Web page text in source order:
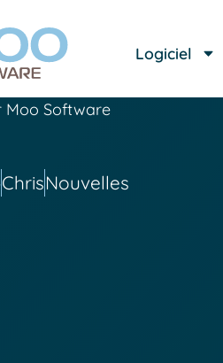
Logiciel
Moo Software
ChrisNouvelles